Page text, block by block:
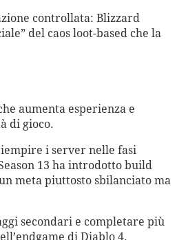
controllata: Blizzard
del caos loot-based che la
aumenta esperienza e
di gioco.
i server nelle fasi
13 ha introdotto build
meta piuttosto sbilanciato ma
secondari e completare più
di Diablo 4.